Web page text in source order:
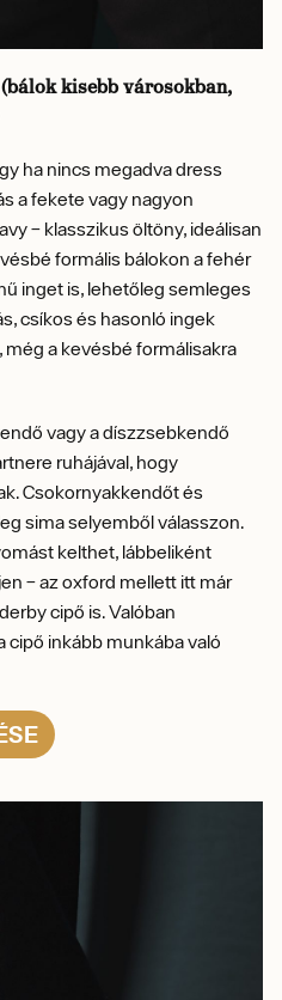
kisebb városokban,
ha nincs megadva dress
a fekete vagy nagyon
– klasszikus öltöny, ideálisan
formális bálokon a fehér
inget is, lehetőleg semleges
csíkos és hasonló ingek
a kevésbé formálisakra
vagy a díszzsebkendő
ruhájával, hogy
Csokornyakkendőt és
sima selyemből válasszon.
kelthet, lábbeliként
– az oxford mellett itt már
cipő is. Valóban
cipő inkább munkába való